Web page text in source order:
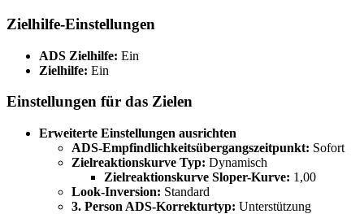
Zielhilfe-Einstellungen
ADS Zielhilfe: Ein
Zielhilfe: Ein
Einstellungen für das Zielen
Erweiterte Einstellungen ausrichten
ADS-Empfindlichkeitsübergangszeitpunkt: Sofort
Zielreaktionskurve Typ: Dynamisch
Zielreaktionskurve Sloper-Kurve: 1,00
Look-Inversion: Standard
3. Person ADS-Korrekturtyp: Unterstützung